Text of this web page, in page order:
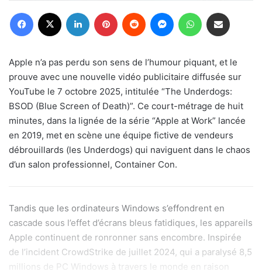
Facebook Linkedin Pinterest Reddit MessengerWhatsApp
Apple n’a pas perdu son sens de l’humour piquant, et le
prouve avec une nouvelle vidéo publicitaire diffusée sur
YouTube le 7 octobre 2025, intitulée “The Underdogs:
BSOD (Blue Screen of Death)”. Ce court-métrage de huit
minutes, dans la lignée de la série “Apple at Work” lancée
en 2019, met en scène une équipe fictive de vendeurs
débrouillards (les Underdogs) qui naviguent dans le chaos
d’un salon professionnel, Container Con.
Tandis que les ordinateurs Windows s’effondrent en
cascade sous l’effet d’écrans bleus fatidiques, les appareils
Apple continuent de ronronner sans encombre. Inspirée
de l’incident CrowdStrike de juillet 2024, qui a paralysé 8,5
millions de PC Windows à travers le monde en raison